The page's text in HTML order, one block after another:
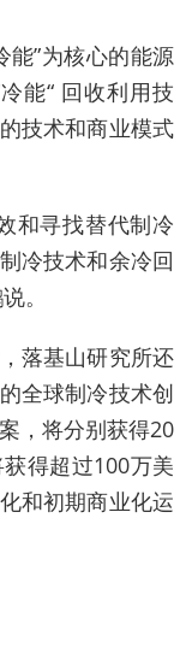
能”为核心的能源
能“ 回收利用技
技术和商业模式
和寻找替代制冷
冷技术和余冷回
。
落基山研究所还
全球制冷技术创
，将分别获得20
得超过100万美
和初期商业化运